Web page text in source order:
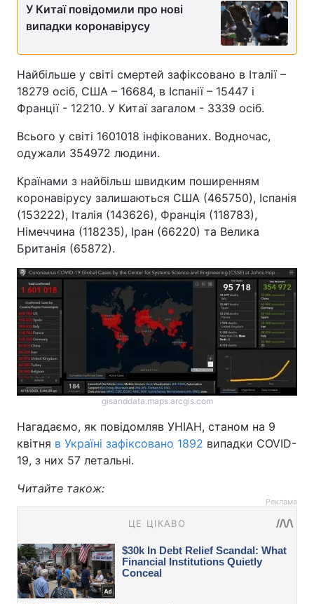
У Китаї повідомили про нові
випадки коронавірусу
Найбільше у світі смертей зафіксовано в Італії –
18279 осіб, США – 16684, в Іспанії – 15447 і
Франції - 12210. У Китаї загалом - 3339 осіб.
Всього у світі 1601018 інфікованих. Водночас,
одужали 354972 людини.
Країнами з найбільш швидким поширенням
коронавірусу залишаються США (465750), Іспанія
(153222), Італія (143626), Франція (118783),
Німеччина (118235), Іран (66220) та Велика
Британія (65872).
gisanddata.maps.arcgis.com
Нагадаємо, як повідомляв УНІАН, станом на 9
квітня в Україні зафіксовано 1892 випадки COVID-
19, з них 57 летальні.
Читайте також:
Реклама